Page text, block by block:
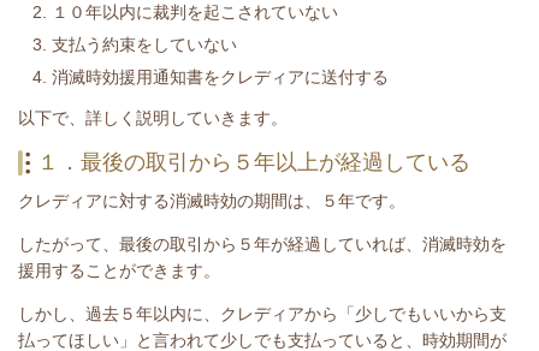
１０年以内に裁判を起こされていない
支払う約束をしていない
消滅時効援用通知書をクレディアに送付する
​以下で、詳しく説明していきます。
１．最後の取引から５年以上が経過している
クレディアに対する消滅時効の期間は、５年です。
したがって、最後の取引から５年が経過していれば、消滅時効を
援用することができます。
しかし、過去５年以内に、クレディアから「少しでもいいから支
払ってほしい」と言われて少しでも支払っていると、時効期間が